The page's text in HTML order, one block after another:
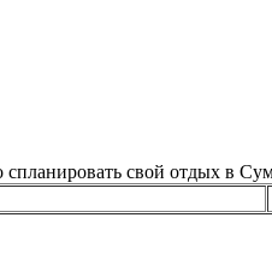
свой отдых в